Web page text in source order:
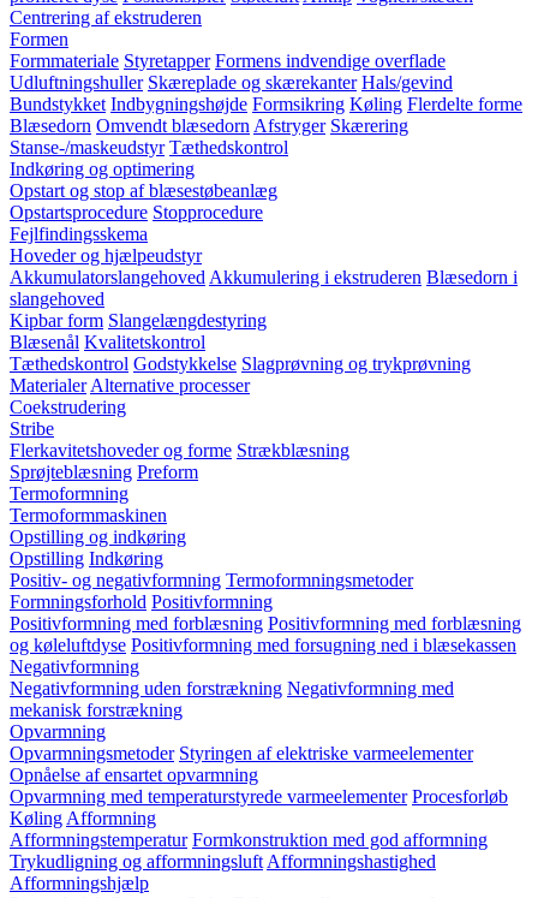
Centrering af ekstruderen
Formen
Formmateriale Styretapper Formens indvendige overflade
Udluftningshuller Skæreplade og skærekanter Hals/gevind
Bundstykket Indbygningshøjde Formsikring Køling Flerdelte forme
Blæsedorn Omvendt blæsedorn Afstryger Skærering
Stanse-/maskeudstyr Tæthedskontrol
Indkøring og optimering
Opstart og stop af blæsestøbeanlæg
Opstartsprocedure Stopprocedure
Fejlfindingsskema
Hoveder og hjælpeudstyr
Akkumulatorslangehoved Akkumulering i ekstruderen Blæsedorn i
slangehoved
Kipbar form Slangelængdestyring
Blæsenål Kvalitetskontrol
Tæthedskontrol Godstykkelse Slagprøvning og trykprøvning
Materialer Alternative processer
Coekstrudering
Stribe
Flerkavitetshoveder og forme Strækblæsning
Sprøjteblæsning Preform
Termoformning
Termoformmaskinen
Opstilling og indkøring
Opstilling Indkøring
Positiv- og negativformning Termoformningsmetoder
Formningsforhold Positivformning
Positivformning med forblæsning Positivformning med forblæsning
og køleluftdyse Positivformning med forsugning ned i blæsekassen
Negativformning
Negativformning uden forstrækning Negativformning med
mekanisk forstrækning
Opvarmning
Opvarmningsmetoder Styringen af elektriske varmeelementer
Opnåelse af ensartet opvarmning
Opvarmning med temperaturstyrede varmeelementer Procesforløb
Køling Afformning
Afformningstemperatur Formkonstruktion med god afformning
Trykudligning og afformningsluft Afformningshastighed
Afformningshjælp